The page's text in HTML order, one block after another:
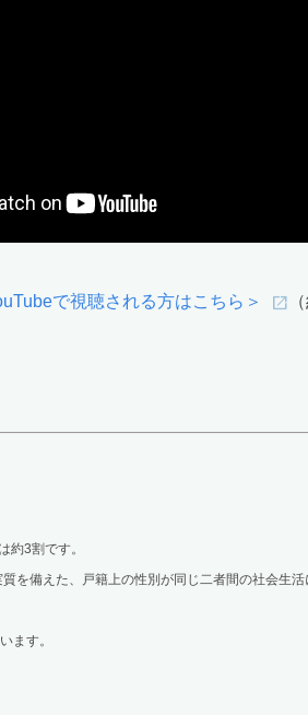
で視聴される方はこちら＞
約3割です。
備えた、戸籍上の性別が同じ二者間の社会生
ます。